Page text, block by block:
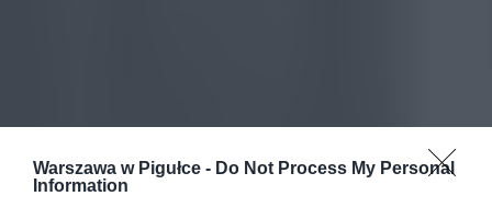
Warszawa w Pigułce - Do Not Process My Personal
Information